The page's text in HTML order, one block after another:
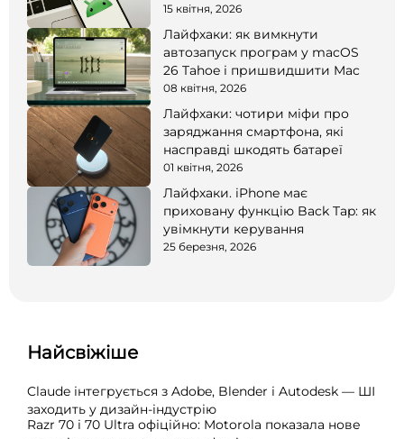
15 квітня, 2026
Лайфхаки: як вимкнути
автозапуск програм у macOS
26 Tahoe і пришвидшити Mac
08 квітня, 2026
Лайфхаки: чотири міфи про
заряджання смартфона, які
насправді шкодять батареї
01 квітня, 2026
Лайфхаки. iPhone має
приховану функцію Back Tap: як
увімкнути керування
25 березня, 2026
Найсвіжіше
Claude інтегрується з Adobe, Blender і Autodesk — ШІ
заходить у дизайн-індустрію
Razr 70 і 70 Ultra офіційно: Motorola показала нове